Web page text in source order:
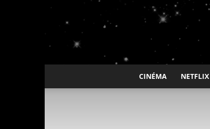
CINÉMA NETFLIX